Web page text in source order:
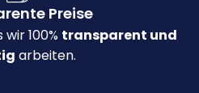
Preise
wir 100% transparent und
arbeiten.